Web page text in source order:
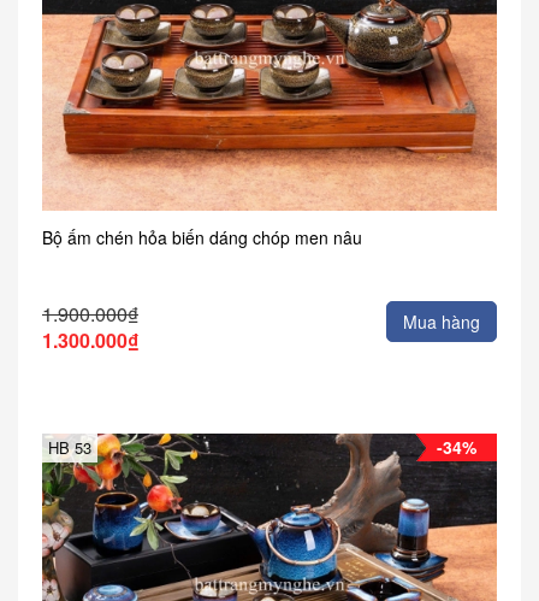
Bộ ấm chén hỏa biến dáng chóp men nâu
1.900.000₫
1.300.000₫
Mua hàng
-34%
HB 53